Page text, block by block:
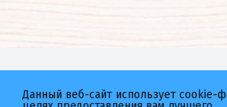
Данный веб-сайт использует cookie-